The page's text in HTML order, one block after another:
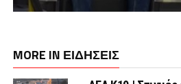
MORE IN ΕΙΔΗΣΕΙΣ